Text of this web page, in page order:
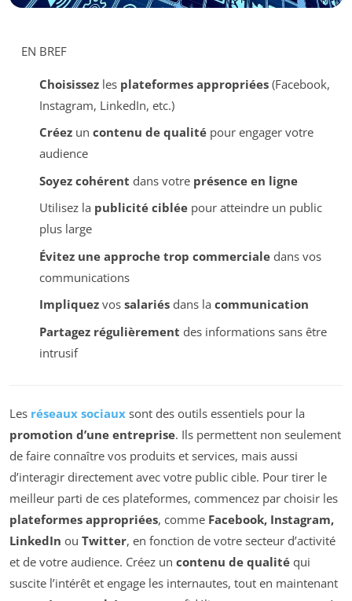
EN BREF
Choisissezles plateformes appropriées(Facebook,
Instagram, LinkedIn, etc.)
Créezun contenu de qualitépour engager votre
audience
Soyez cohérent dans votre présence en ligne
Utilisez la publicité cibléepour atteindre un public
plus large
Évitez une approche trop commercialedans vos
communications
Impliquezvos salariésdans la communication
Partagez régulièrement des informations sans être
intrusif
Les réseaux sociaux sont des outils essentiels pour la
promotion d’une entreprise. Ils permettent non seulement
de faire connaître vos produits et services, mais aussi
d’interagir directement avec votre public cible. Pour tirer le
meilleur parti de ces plateformes, commencez par choisir les
plateformes appropriées, comme Facebook, Instagram,
LinkedIn ou Twitter, en fonction de votre secteur d’activité
et de votre audience. Créez un contenu de qualité qui
suscite l’intérêt et engage les internautes, tout en maintenant